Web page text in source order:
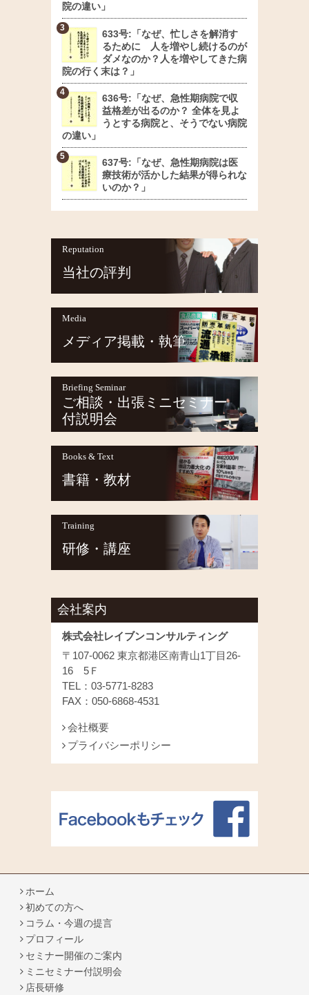
院の違い」
633号:「なぜ、忙しさを解消す
るために 人を増やし続けるのが
ダメなのか？人を増やしてきた病
院の行く末は？」
636号:「なぜ、急性期病院で収
益格差が出るのか？ 全体を見よ
うとする病院と、そうでない病院
の違い」
637号:「なぜ、急性期病院は医
療技術が活かした結果が得られな
いのか？」
Reputation
当社の評判
Media
メディア掲載・執筆
Briefing Seminar
ご相談・出張ミニセミナー
付説明会
Books & Text
書籍・教材
Training
研修・講座
会社案内
株式会社レイブンコンサルティング
〒107-0062 東京都港区南青山1丁目26-
16 5Ｆ
TEL：03-5771-8283
FAX：050-6868-4531
会社概要
プライバシーポリシー
ホーム
初めての方へ
コラム・今週の提言
プロフィール
セミナー開催のご案内
ミニセミナー付説明会
店長研修